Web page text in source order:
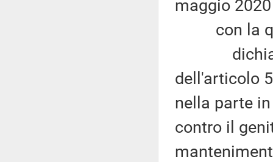
maggio
con la
dichiara
dell'articolo
nella parte
contro il